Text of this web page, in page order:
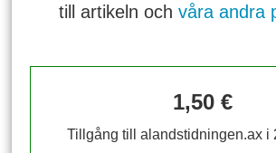
till artikeln och våra andra
1,50 €
Tillgång till alandstidningen.ax i